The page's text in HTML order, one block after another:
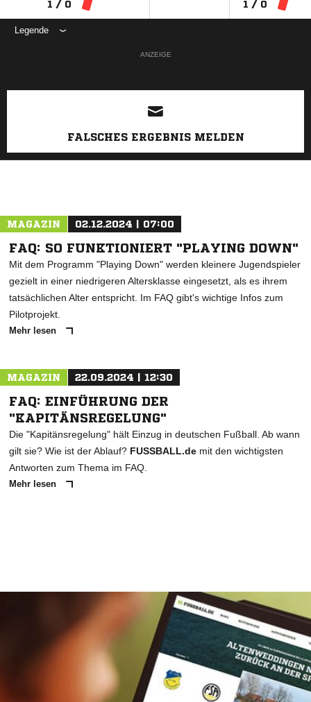
1 / 0 1 / 0
Legende
ANZEIGE
FALSCHES ERGEBNIS MELDEN
MAGAZIN 02.12.2024 | 07:00
FAQ: SO FUNKTIONIERT "PLAYING DOWN"
Mit dem Programm "Playing Down" werden kleinere Jugendspieler
gezielt in einer niedrigeren Altersklasse eingesetzt, als es ihrem
tatsächlichen Alter entspricht. Im FAQ gibt's wichtige Infos zum
Pilotprojekt.
Mehr lesen
MAGAZIN 22.09.2024 | 12:30
FAQ: EINFÜHRUNG DER
"KAPITÄNSREGELUNG"
Die "Kapitänsregelung" hält Einzug in deutschen Fußball. Ab wann
gilt sie? Wie ist der Ablauf? FUSSBALL.de mit den wichtigsten
Antworten zum Thema im FAQ.
Mehr lesen